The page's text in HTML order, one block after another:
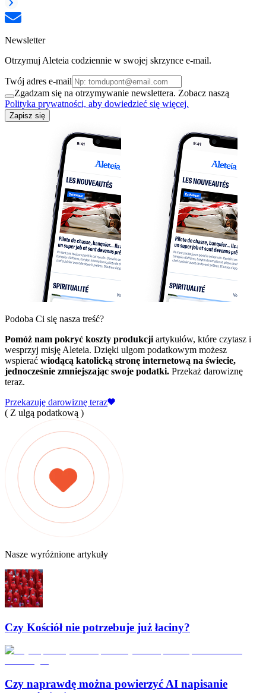
Newsletter
Otrzymuj Aleteia codziennie w swojej skrzynce e-mail.
Twój adres e-mail
Zgadzam się na otrzymywanie newslettera. Zobacz naszą
Polityka prywatności, aby dowiedzieć się więcej.
Zapisz się
Podoba Ci się nasza treść?
Pomóż nam pokryć koszty produkcji artykułów, które czytasz i
wesprzyj misję Aleteia. Dzięki ulgom podatkowym możesz
wspierać wiodącą katolicką stronę internetową na świecie,
jednocześnie zmniejszając swoje podatki. Przekaż darowiznę
teraz.
Przekazuję darowiznę teraz
( Z ulgą podatkową )
Nasze wyróżnione artykuły
Czy Kościół nie potrzebuje już łaciny?
Czy naprawdę można powierzyć AI napisanie